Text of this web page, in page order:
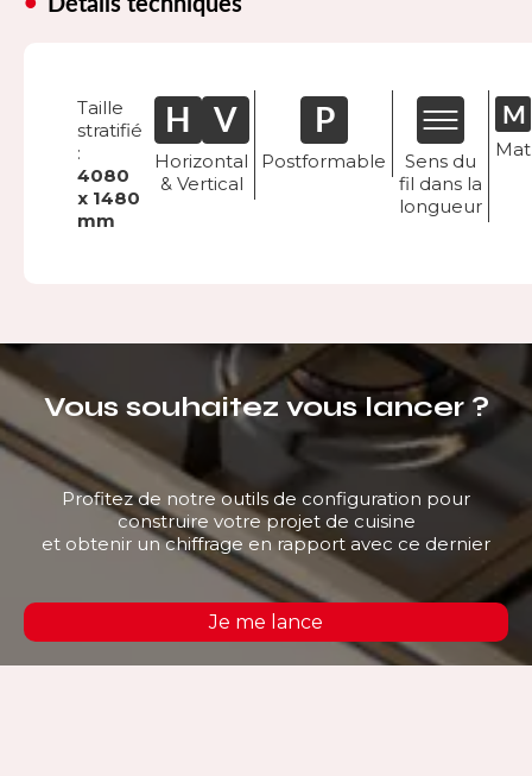
Taille
stratifié
:
4080
x 1480
mm
Horizontal
& Vertical
Postformable
Sens du
fil dans la
longueur
Mat
Vous souhaitez vous lancer ?
Profitez de notre outils de configuration pour
construire votre projet de cuisine
et obtenir un chiffrage en rapport avec ce dernier
Je me lance